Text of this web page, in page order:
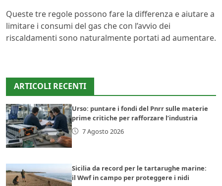
Queste tre regole possono fare la differenza e aiutare a
limitare i consumi del gas che con l’avvio dei
riscaldamenti sono naturalmente portati ad aumentare.
ARTICOLI RECENTI
Urso: puntare i fondi del Pnrr sulle materie
prime critiche per rafforzare l’industria
7 Agosto 2026
Sicilia da record per le tartarughe marine:
il Wwf in campo per proteggere i nidi